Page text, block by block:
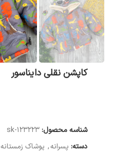
کاپشن نقلی دایناسور
شناسه محصول:123223-sk
دسته: پسرانه, پوشاک زمستانه